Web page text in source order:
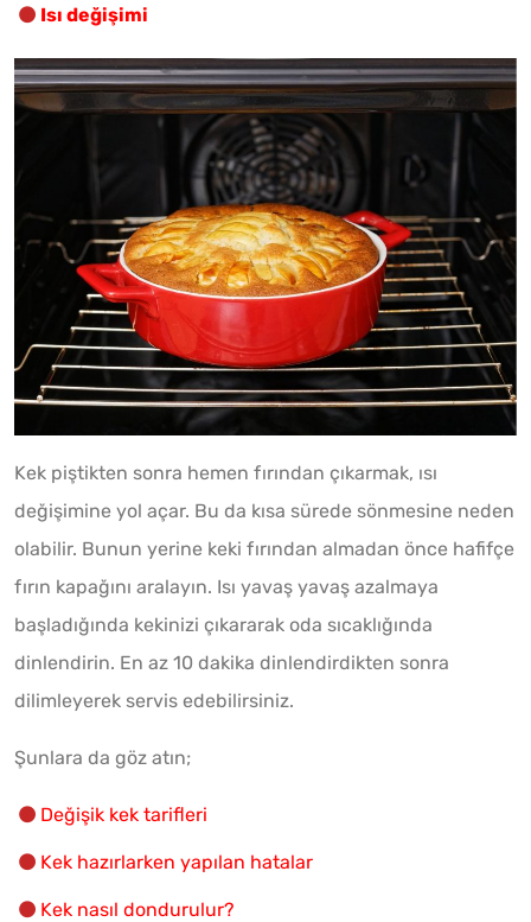
Isı değişimi
Kek piştikten sonra hemen fırından çıkarmak, ısı
değişimine yol açar. Bu da kısa sürede sönmesine neden
olabilir. Bunun yerine keki fırından almadan önce hafifçe
fırın kapağını aralayın. Isı yavaş yavaş azalmaya
başladığında kekinizi çıkararak oda sıcaklığında
dinlendirin. En az 10 dakika dinlendirdikten sonra
dilimleyerek servis edebilirsiniz.
Şunlara da göz atın;
Değişik kek tarifleri
Kek hazırlarken yapılan hatalar
Kek nasıl dondurulur?